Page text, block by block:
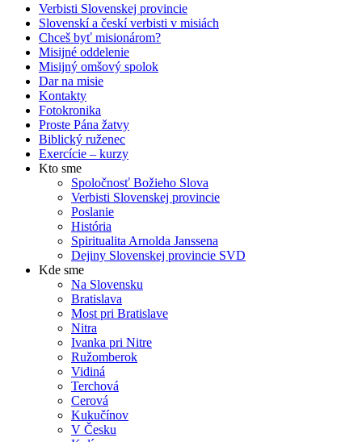
Verbisti Slovenskej provincie
Slovenskí a českí verbisti v misiách
Chceš byť misionárom?
Misijné oddelenie
Misijný omšový spolok
Dar na misie
Kontakty
Fotokronika
Proste Pána žatvy
Biblický ruženec
Exercície – kurzy
Kto sme
Spoločnosť Božieho Slova
Verbisti Slovenskej provincie
Poslanie
História
Spiritualita Arnolda Janssena
Dejiny Slovenskej provincie SVD
Kde sme
Na Slovensku
Bratislava
Most pri Bratislave
Nitra
Ivanka pri Nitre
Ružomberok
Vidiná
Terchová
Cerová
Kukučínov
V Česku